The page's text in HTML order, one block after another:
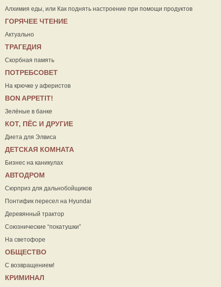
Алхимия еды, или Как поднять настроение при помощи продуктов
ГОРЯЧЕЕ ЧТЕНИЕ
Актуально
ТРАГЕДИЯ
Скорбная память
ПОТРЕБСОВЕТ
На крючке у аферистов
ВON APPETIT!
Зелёные в банке
КОТ, ПЁС И ДРУГИЕ
Диета для Элвиса
ДЕТСКАЯ КОМНАТА
Бизнес на каникулах
АВТОДРОМ
Сюрприз для дальнобойщиков
Понтифик пересел на Hyundai
Деревянный трактор
Союзнические “покатушки”
На светофоре
ОБЩЕСТВО
С возвращением!
КРИМИНАЛ